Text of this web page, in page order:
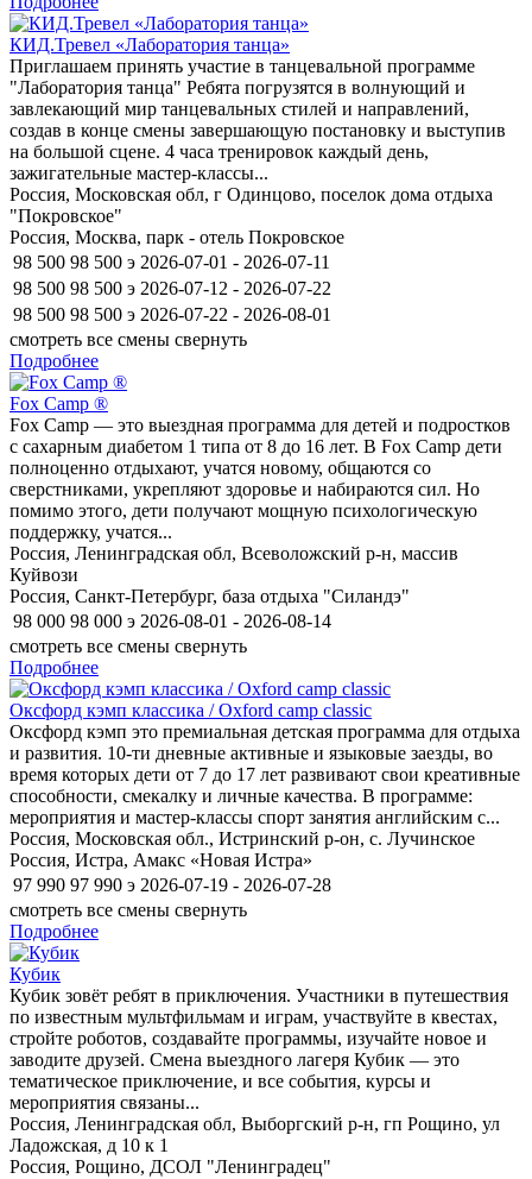
КИД.Тревел «Лаборатория танца»
Приглашаем принять участие в танцевальной программе
"Лаборатория танца" Ребята погрузятся в волнующий и
завлекающий мир танцевальных стилей и направлений,
создав в конце смены завершающую постановку и выступив
на большой сцене. 4 часа тренировок каждый день,
зажигательные мастер-классы...
Россия, Московская обл, г Одинцово, поселок дома отдыха
"Покровское"
Россия, Москва, парк - отель Покровское
98 500 98 500 э 2026-07-01 - 2026-07-11
98 500 98 500 э 2026-07-12 - 2026-07-22
98 500 98 500 э 2026-07-22 - 2026-08-01
смотреть все смены свернуть
Подробнее
Fox Camp ®
Fox Camp — это выездная программа для детей и подростков
с сахарным диабетом 1 типа от 8 до 16 лет. В Fox Camp дети
полноценно отдыхают, учатся новому, общаются со
сверстниками, укрепляют здоровье и набираются сил. Но
помимо этого, дети получают мощную психологическую
поддержку, учатся...
Россия, Ленинградская обл, Всеволожский р-н, массив
Куйвози
Россия, Санкт-Петербург, база отдыха "Силандэ"
98 000 98 000 э 2026-08-01 - 2026-08-14
смотреть все смены свернуть
Подробнее
Оксфорд кэмп классика / Oxford camp classiс
Оксфорд кэмп это премиальная детская программа для отдыха
и развития. 10-ти дневные активные и языковые заезды, во
время которых дети от 7 до 17 лет развивают свои креативные
способности, смекалку и личные качества. В программе:
мероприятия и мастер-классы спорт занятия английским с...
Россия, Московская обл., Истринский р-он, с. Лучинское
Россия, Истра, Амакс «‎Новая Истра»
97 990 97 990 э 2026-07-19 - 2026-07-28
смотреть все смены свернуть
Подробнее
Кубик
Кубик зовёт ребят в приключения. Участники в путешествия
по известным мультфильмам и играм, участвуйте в квестах,
стройте роботов, создавайте программы, изучайте новое и
заводите друзей. Смена выездного лагеря Кубик — это
тематическое приключение, и все события, курсы и
мероприятия связаны...
Россия, Ленинградская обл, Выборгский р-н, гп Рощино, ул
Ладожская, д 10 к 1
Россия, Рощино, ДСОЛ "Ленинградец"